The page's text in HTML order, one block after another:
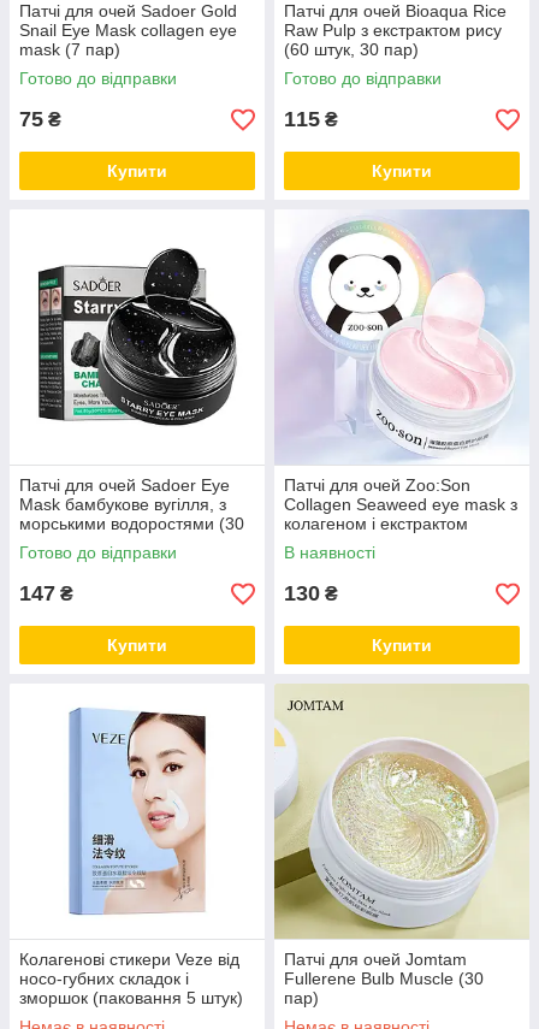
Патчі для очей Sadoer Gold
Snail Eye Mask collagen eye
mask (7 пар)
Готово до відправки
75 ₴
Купити
Патчі для очей Bioaqua Rice
Raw Pulp з екстрактом рису
(60 штук, 30 пар)
Готово до відправки
115 ₴
Купити
Патчі для очей Sadoer Eye
Mask бамбукове вугілля, з
морськими водоростями (30
пар)
Готово до відправки
147 ₴
Купити
Патчі для очей Zoo:Son
Collagen Seaweed eye mask з
колагеном і екстрактом
морських водоростей (30
пар)
В наявності
130 ₴
Купити
Колагенові стикери Veze від
носо-губних складок і
зморшок (паковання 5 штук)
Патчі для очей Jomtam
Fullerene Bulb Muscle (30
пар)